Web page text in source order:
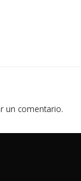
un comentario.